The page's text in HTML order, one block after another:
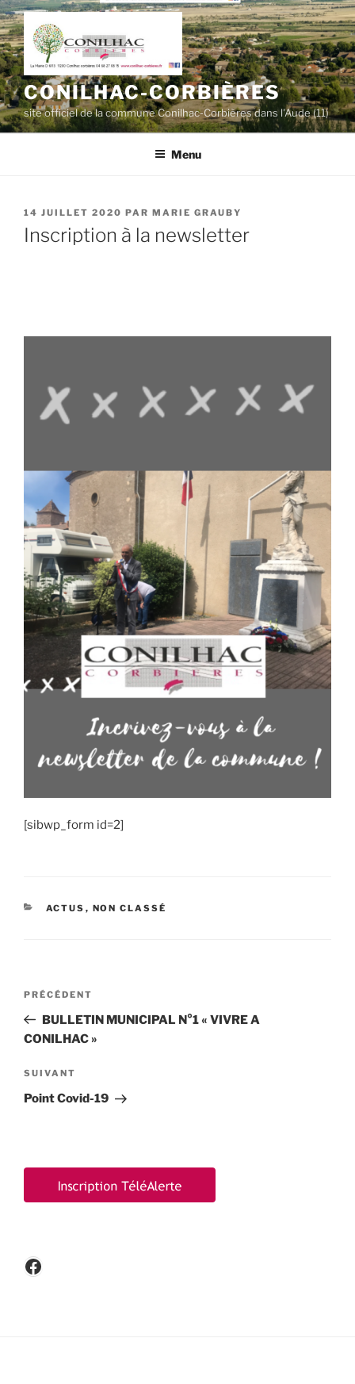
Aller
au
contenu
principal
CONILHAC-CORBIÈRES
site officiel de la commune Conilhac-Corbières dans l'Aude (11)
Menu
PUBLIÉ
LE
14 JUILLET 2020 PAR MARIE GRAUBY
Inscription à la newsletter
[sibwp_form id=2]
CATÉGORIES
ACTUS , NON CLASSÉ
Navigation
l’article
Article
précédent
PRÉCÉDENT
BULLETIN MUNICIPAL N°1 « VIVRE A
CONILHAC »
Article
suivant
SUIVANT
Point Covid-19
Facebook